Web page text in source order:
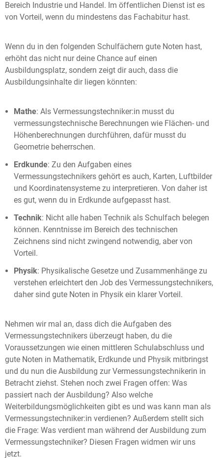
Bereich Industrie und Handel. Im öffentlichen Dienst ist es
von Vorteil, wenn du mindestens das Fachabitur hast.
Wenn du in den folgenden Schulfächern gute Noten hast,
erhöht das nicht nur deine Chance auf einen
Ausbildungsplatz, sondern zeigt dir auch, dass die
Ausbildungsinhalte dir liegen könnten:
Mathe: Als Vermessungstechniker:in musst du
vermessungstechnische Berechnungen wie Flächen- und
Höhenberechnungen durchführen, dafür musst du
Geometrie beherrschen.
Erdkunde: Zu den Aufgaben eines
Vermessungstechnikers gehört es auch, Karten, Luftbilder
und Koordinatensysteme zu interpretieren. Von daher ist
es gut, wenn du in Erdkunde aufgepasst hast.
Technik: Nicht alle haben Technik als Schulfach belegen
können. Kenntnisse im Bereich des technischen
Zeichnens sind nicht zwingend notwendig, aber von
Vorteil.
Physik: Physikalische Gesetze und Zusammenhänge zu
verstehen erleichtert den Job des Vermessungstechnikers,
daher sind gute Noten in Physik ein klarer Vorteil.
Nehmen wir mal an, dass dich die Aufgaben des
Vermessungstechnikers überzeugt haben, du die
Voraussetzungen wie einen mittleren Schulabschluss und
gute Noten in Mathematik, Erdkunde und Physik mitbringst
und du nun die Ausbildung zur Vermessungstechnikerin in
Betracht ziehst. Stehen noch zwei Fragen offen: Was
passiert nach der Ausbildung? Also welche
Weiterbildungsmöglichkeiten gibt es und was kann man als
Vermessungstechniker:in verdienen? Außerdem stellt sich
die Frage: Was verdient man während der Ausbildung zum
Vermessungstechniker? Diesen Fragen widmen wir uns
jetzt.